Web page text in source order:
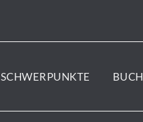
SCHWERPUNKTE BUCH